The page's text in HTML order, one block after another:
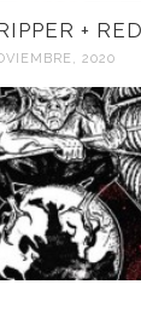
+
2020